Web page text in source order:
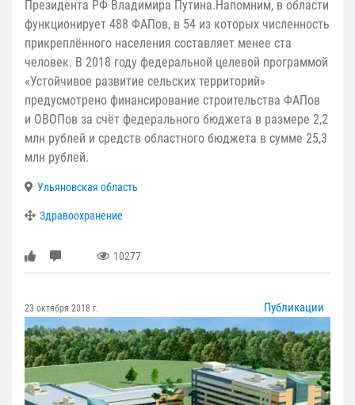
Президента РФ Владимира Путина.Напомним, в области
функционирует 488 ФАПов, в 54 из которых численность
прикреплённого населения составляет менее ста
человек. В 2018 году федеральной целевой программой
«Устойчивое развитие сельских территорий»
предусмотрено финансирование строительства ФАПов
и ОВОПов за счёт федерального бюджета в размере 2,2
млн рублей и средств областного бюджета в сумме 25,3
млн рублей.
Ульяновская область
Здравоохранение
10277
23 октября 2018 г. Публикации